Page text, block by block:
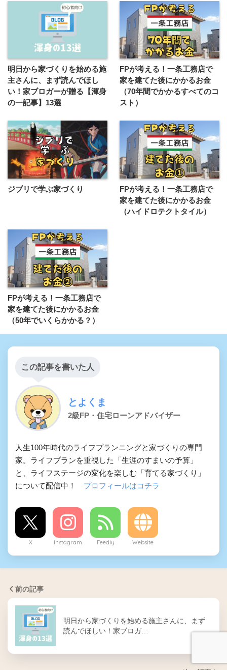
明日から家づくりを始める施
主さんに、まず読んでほし
い！家ブロガーが贈る【渾身
の一記事】13選
FPが考える！一条工務店で
家を建てた後にかかるお金
（70年間でかかるすべてのコ
スト）
ジブリで学ぶ家づくり
FPが考える！一条工務店で
家を建てた後にかかるお金
（ハイドロテクトタイル）
FPが考える！一条工務店で
家を建てた後にかかるお金
（50年でいくらかかる？）
この記事を書いた人
とよくま
2級FP・住宅ローンアドバイザー
人生100年時代のライフプランニングと家づくりの専門
家。ライフプランを重視した「生涯のすまいの予算」
と、ライフステージの変化を楽しむ「育てる家づくり」
について配信中！ プロフィールはコチラ
X Instagram Feedly Website
前の記事
明日から家づくりを始める施主さんに、まず
読んでほしい！家ブロガ…